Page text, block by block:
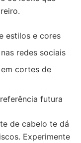
estilos e cores
redes sociais
cortes de
futura
de cabelo te dá
Experimente